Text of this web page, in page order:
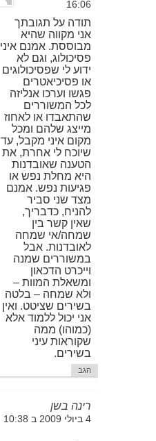
16:06
תודה על תגובתך
אני מקווה שהיא
מבוססת. אמנם איני
פסיכולוג, וגם לא
ידוע לי שפסיכולוגים
או פסיכיאטרים
פגשו וערכו אנליזה
לכל המשוררים
שהתאבדו או לאחוז
מייצג שלהם ומכל
מקום איני מקבל, עד
שיוכח לי אחרת, את
הטענה שאובדנות
היא מחלת נפש או
פגיעות נפש. אמנם
מצד שני סביר
להניח, כדבריך,
שאין קשר בין
שמחה/אי שמחה
לאובדנות. אבל
במשוררים שמנה
וייכרט הדכאון
ומשאלת המוות –
ולא שמחה – בלטה
בשירים שציטט. ואין
אני יכול ללמוד אלא
(כמוהו) ממה
שקוראות עיני
בשירים.
הגב
רינה בשן
4 ביולי 2009 ב 10:38